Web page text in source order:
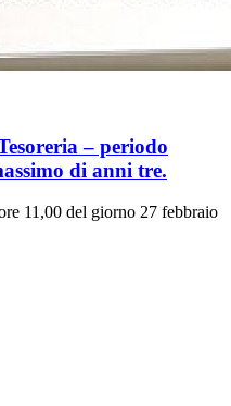
– periodo
di anni tre.
11,00 del giorno 27 febbraio